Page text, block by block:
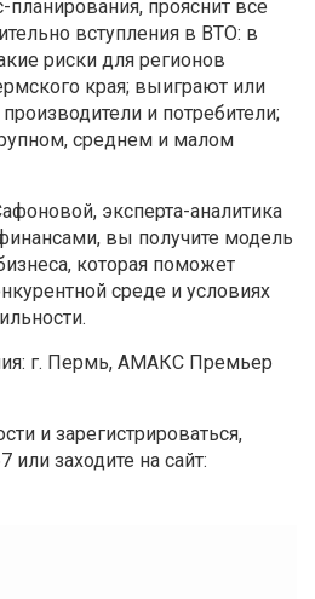
прояснит все
вступления в ВТО: в
риски для регионов
края; выиграют или
и потребители;
среднем и малом
эксперта-аналитика
вы получите модель
которая поможет
среде и условиях
г. Пермь, АМАКС Премьер
и зарегистрироваться,
или заходите на сайт: